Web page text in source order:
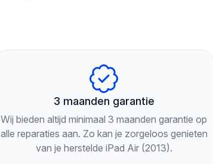
3 maanden garantie
Wij bieden altijd minimaal 3 maanden garantie op
alle reparaties aan. Zo kan je zorgeloos genieten
van je herstelde iPad Air (2013).